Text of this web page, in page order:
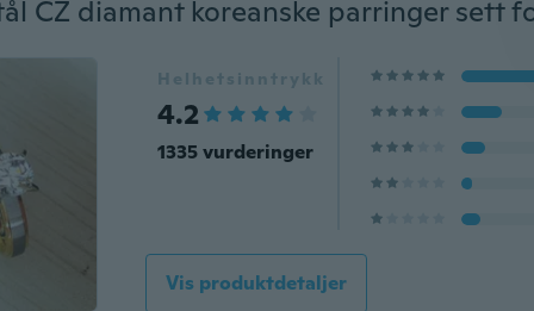
Helhetsinntrykk
4.2
1335 vurderinger
Vis produktdetaljer